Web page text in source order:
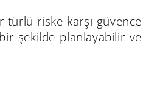
türlü riske karşı güvence
şekilde planlayabilir ve